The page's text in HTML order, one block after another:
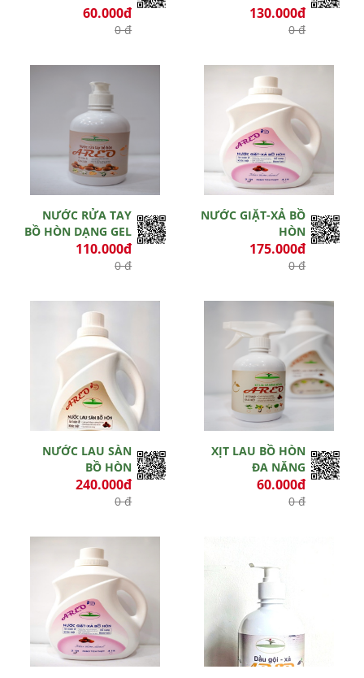
60.000đ
0 đ
130.000đ
0 đ
NƯỚC RỬA TAY
BỒ HÒN DẠNG GEL
110.000đ
0 đ
NƯỚC GIẶT-XẢ BỒ
HÒN
175.000đ
0 đ
NƯỚC LAU SÀN
BỒ HÒN
240.000đ
0 đ
XỊT LAU BỒ HÒN
ĐA NĂNG
60.000đ
0 đ